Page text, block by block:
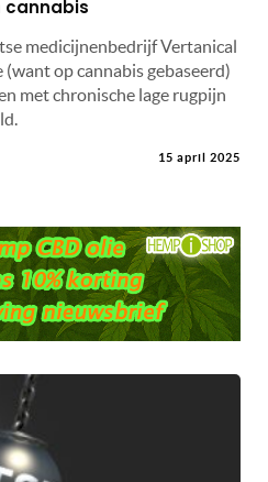
cannabis
medicijnenbedrijf Vertanical
op cannabis gebaseerd)
met chronische lage rugpijn
15 april 2025